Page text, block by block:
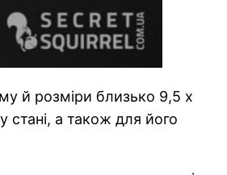
й розміри близько 9,5 х
а також для його